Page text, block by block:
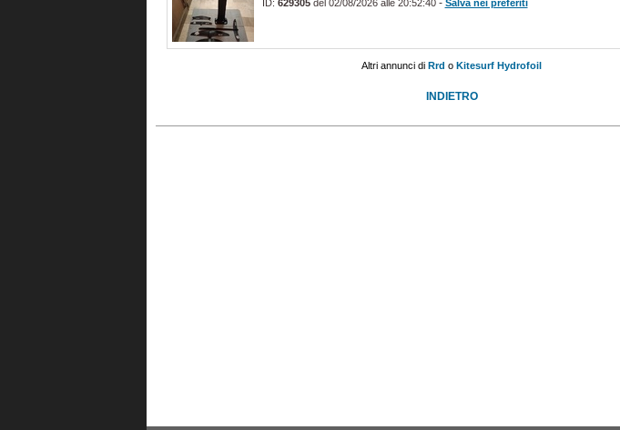
ID: 629305del 02/08/2026 alle 20:52:40 Salva nei preferiti
Altri annunci di Rrd o Kitesurf Hydrofoil
INDIETRO